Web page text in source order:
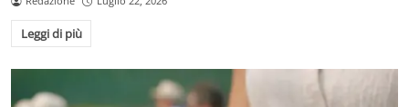
Leggi di più